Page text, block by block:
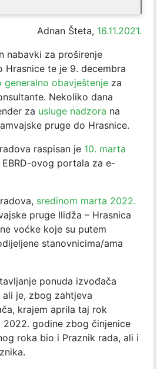
Adnan Šteta, 16.11.2021.
nabavki za proširenje
Hrasnice te je 9. decembra
generalno obavještenje za
Nekoliko dana
za usluge nadzora na
pruge do Hrasnice.
raspisan je 10. marta
EBRD-ovog portala za e-
sredinom marta 2022.
pruge Ilidža – Hrasnica
voćke koje su putem
stanovnicima/ama
ponuda izvođača
je, zbog zahtjeva
krajem aprila taj rok
2022. godine zbog činjenice
roka bio i Praznik rada, ali i